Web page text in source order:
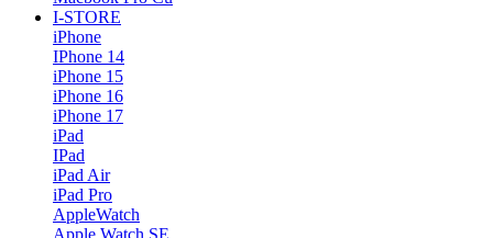
I-STORE
iPhone
IPhone 14
iPhone 15
iPhone 16
iPhone 17
iPad
IPad
iPad Air
iPad Pro
AppleWatch
Apple Watch SE